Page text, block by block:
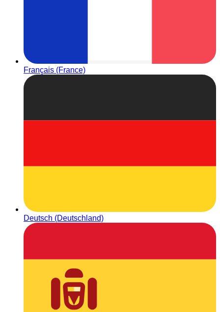
Français (France)
Deutsch (Deutschland)